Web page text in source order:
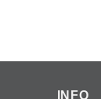
INFO